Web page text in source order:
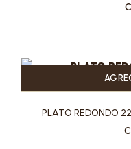
PLATO REDONDO